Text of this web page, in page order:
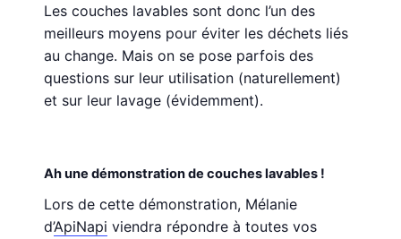
Les couches lavables sont donc l’un des
meilleurs moyens pour éviter les déchets liés
au change. Mais on se pose parfois des
questions sur leur utilisation (naturellement)
et sur leur lavage (évidemment).
Ah une démonstration de couches lavables !
Lors de cette démonstration, Mélanie
d’ApiNapi viendra répondre à toutes vos